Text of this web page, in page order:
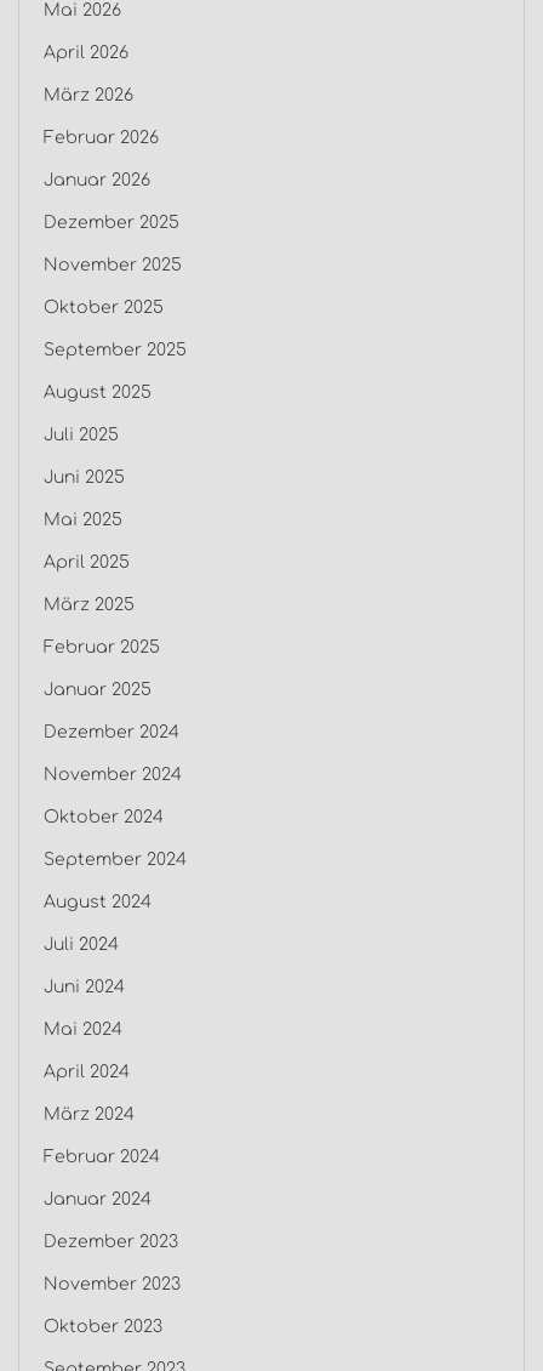
Mai 2026
April 2026
März 2026
Februar 2026
Januar 2026
Dezember 2025
November 2025
Oktober 2025
September 2025
August 2025
Juli 2025
Juni 2025
Mai 2025
April 2025
März 2025
Februar 2025
Januar 2025
Dezember 2024
November 2024
Oktober 2024
September 2024
August 2024
Juli 2024
Juni 2024
Mai 2024
April 2024
März 2024
Februar 2024
Januar 2024
Dezember 2023
November 2023
Oktober 2023